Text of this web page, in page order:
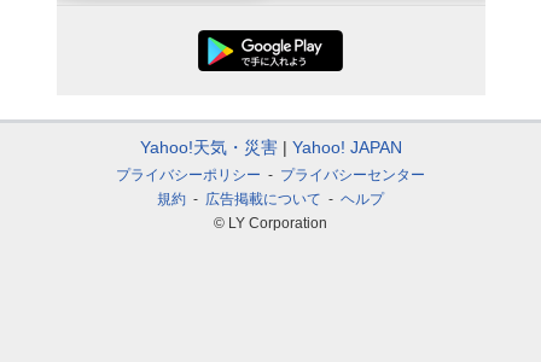
Yahoo!天気・災害 Yahoo! JAPAN
プライバシーポリシー
プライバシーセンター
規約
広告掲載について
ヘルプ
© LY Corporation